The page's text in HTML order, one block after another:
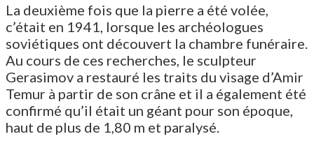
La deuxième fois que la pierre a été volée,
c’était en 1941, lorsque les archéologues
soviétiques ont découvert la chambre funéraire.
Au cours de ces recherches, le sculpteur
Gerasimov a restauré les traits du visage d’Amir
Temur à partir de son crâne et il a également été
confirmé qu’il était un géant pour son époque,
haut de plus de 1,80 m et paralysé.